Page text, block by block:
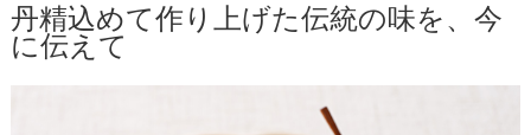
丹精込めて作り上げた伝統の味を、今
に伝えて